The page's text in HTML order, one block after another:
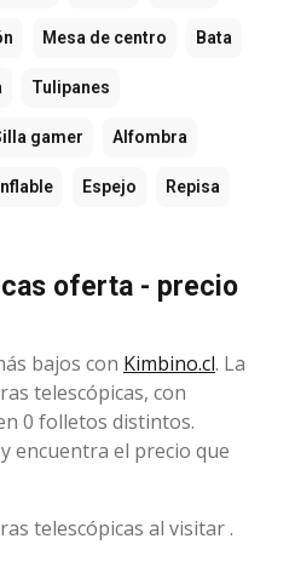
Mesa de centro Bata
Tulipanes
gamer Alfombra
Espejo Repisa
oferta - precio
bajos con Kimbino.cl. La
telescópicas, con
0 folletos distintos.
encuentra el precio que
telescópicas al visitar .